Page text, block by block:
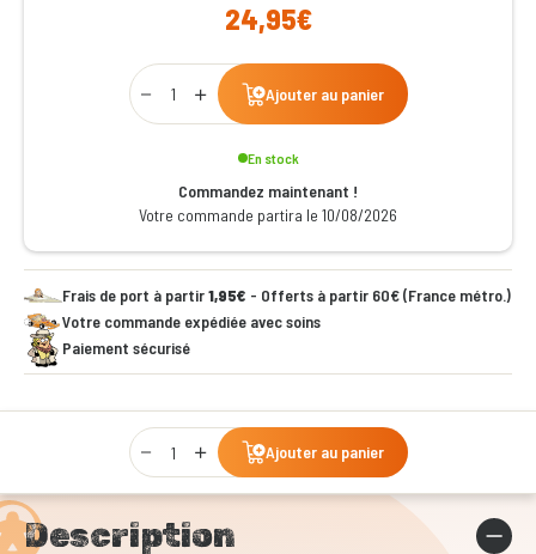
24,95€
Qty
Ajouter au panier
En stock
Commandez maintenant !
Votre commande partira le 10/08/2026
Frais de port à partir1,95€ - Offerts à partir 60€ (France métro.)
Votre commande expédiée avec soins
Paiement sécurisé
Qty
Ajouter au panier
Description